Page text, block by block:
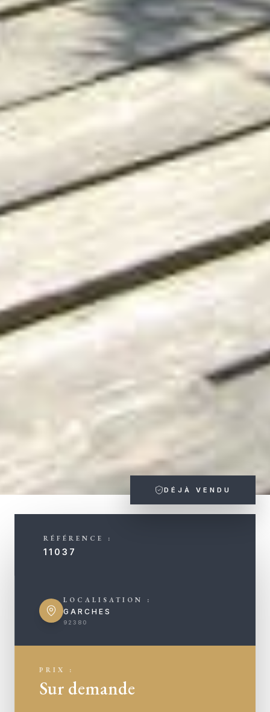
DÉJÀ VENDU
RÉFÉRENCE :
11037
LOCALISATION :
GARCHES
92380
PRIX :
Sur demande